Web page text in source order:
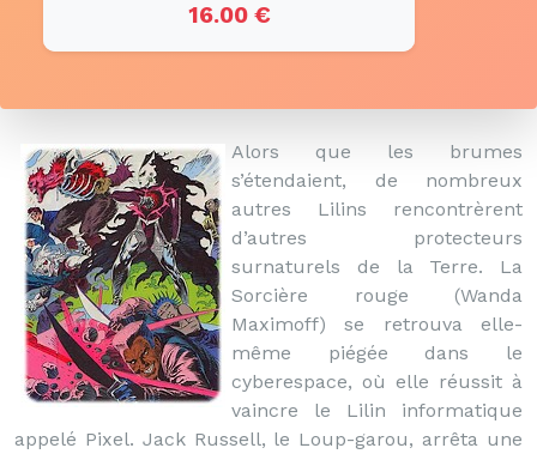
16.00 €
Alors que les brumes
s’étendaient, de nombreux
autres Lilins rencontrèrent
d’autres protecteurs
surnaturels de la Terre. La
Sorcière rouge (Wanda
Maximoff) se retrouva elle-
même piégée dans le
cyberespace, où elle réussit à
vaincre le Lilin informatique
appelé Pixel. Jack Russell, le Loup-garou, arrêta une